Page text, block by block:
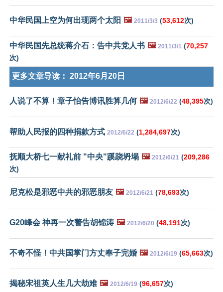
中华民国上空为何出现两个太阳 🖼️ 2011/3/3 (53,612次)
中华民国先总统蒋介石：告中共党人书 🖼️ 2011/3/1 (70,257
次)
更多文章导读： 2012年6月20日
人说了不算！章子怡告博讯胜算几何 🖼️ 2012/6/22 (48,395次)
帮助人民报的四种捐款方式 2012/6/22 (1,284,697次)
抚顺大桥七一献礼前 "中央"蹊跷坍塌 🖼️ 2012/6/21 (209,286
次)
尼克松是邪恶中共的邪恶朋友 🖼️ 2012/6/21 (78,693次)
G20峰会 神再一次警告胡锦涛 🖼️ 2012/6/20 (48,191次)
不奇不怪！中共国掌门方丈奉子完婚 🖼️ 2012/6/19 (65,663次)
揭秘宋祖英人生几大劫难 🖼️ 2012/6/19 (96,657次)